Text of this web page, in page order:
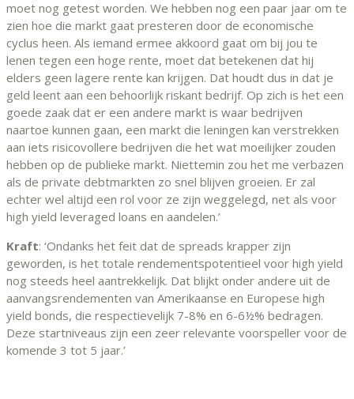
moet nog getest worden. We hebben nog een paar jaar om te
zien hoe die markt gaat presteren door de economische
cyclus heen. Als iemand ermee akkoord gaat om bij jou te
lenen tegen een hoge rente, moet dat betekenen dat hij
elders geen lagere rente kan krijgen. Dat houdt dus in dat je
geld leent aan een behoorlijk riskant bedrijf. Op zich is het een
goede zaak dat er een andere markt is waar bedrijven
naartoe kunnen gaan, een markt die leningen kan verstrekken
aan iets risicovollere bedrijven die het wat moeilijker zouden
hebben op de publieke markt. Niettemin zou het me verbazen
als de private debtmarkten zo snel blijven groeien. Er zal
echter wel altijd een rol voor ze zijn weggelegd, net als voor
high yield leveraged loans en aandelen.’
Kraft: ‘Ondanks het feit dat de spreads krapper zijn
geworden, is het totale rendementspotentieel voor high yield
nog steeds heel aantrekkelijk. Dat blijkt onder andere uit de
aanvangsrendementen van Amerikaanse en Europese high
yield bonds, die respectievelijk 7-8% en 6-6½% bedragen.
Deze startniveaus zijn een zeer relevante voorspeller voor de
komende 3 tot 5 jaar.’